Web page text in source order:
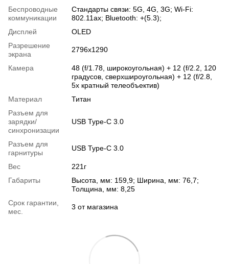
Беспроводные
коммуникации
Стандарты связи: 5G, 4G, 3G; Wi-Fi:
802.11ax; Bluetooth: +(5.3);
Дисплей
OLED
Разрешение
экрана
2796x1290
Камера
48 (f/1.78, широкоугольная) + 12 (f/2.2, 120
градусов, сверхшироугольная) + 12 (f/2.8,
5х кратный телеобъектив)
Материал
Титан
Разъем для
зарядки/
синхронизации
USB Type-C 3.0
Разъем для
гарнитуры
USB Type-C 3.0
Вес
221г
Габариты
Высота, мм: 159,9; Ширина, мм: 76,7;
Толщина, мм: 8,25
Срок гарантии,
мес.
3 от магазина